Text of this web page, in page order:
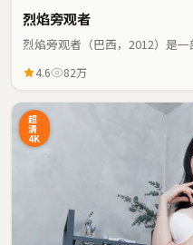
烈焰旁观者
烈焰旁观者（巴西，2012）是
4.6 82万
超
清
4K